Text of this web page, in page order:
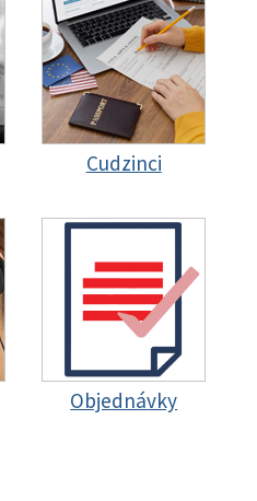
Cudzinci
Objednávky